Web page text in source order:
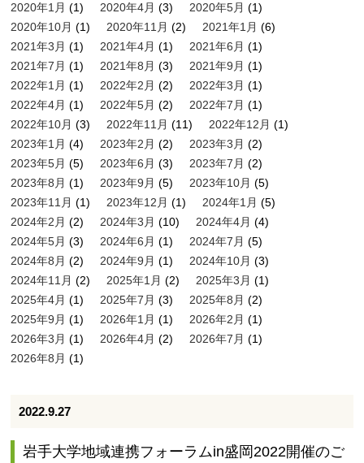
2020年1月 (1) 2020年4月 (3) 2020年5月 (1)
2020年10月 (1) 2020年11月 (2) 2021年1月 (6)
2021年3月 (1) 2021年4月 (1) 2021年6月 (1)
2021年7月 (1) 2021年8月 (3) 2021年9月 (1)
2022年1月 (1) 2022年2月 (2) 2022年3月 (1)
2022年4月 (1) 2022年5月 (2) 2022年7月 (1)
2022年10月 (3) 2022年11月 (11) 2022年12月 (1)
2023年1月 (4) 2023年2月 (2) 2023年3月 (2)
2023年5月 (5) 2023年6月 (3) 2023年7月 (2)
2023年8月 (1) 2023年9月 (5) 2023年10月 (5)
2023年11月 (1) 2023年12月 (1) 2024年1月 (5)
2024年2月 (2) 2024年3月 (10) 2024年4月 (4)
2024年5月 (3) 2024年6月 (1) 2024年7月 (5)
2024年8月 (2) 2024年9月 (1) 2024年10月 (3)
2024年11月 (2) 2025年1月 (2) 2025年3月 (1)
2025年4月 (1) 2025年7月 (3) 2025年8月 (2)
2025年9月 (1) 2026年1月 (1) 2026年2月 (1)
2026年3月 (1) 2026年4月 (2) 2026年7月 (1)
2026年8月 (1)
2022.9.27
岩手大学地域連携フォーラムin盛岡2022開催のご